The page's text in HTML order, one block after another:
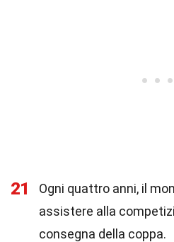
21
Ogni quattro anni, il
assistere alla
consegna della coppa.